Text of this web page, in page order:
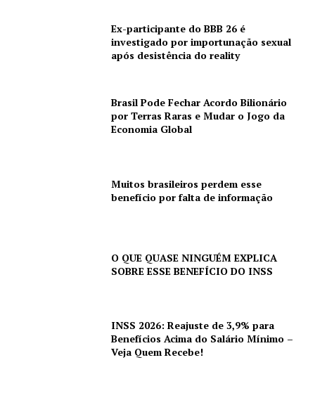
Ex-participante do BBB 26 é
investigado por importunação sexual
após desistência do reality
Brasil Pode Fechar Acordo Bilionário
por Terras Raras e Mudar o Jogo da
Economia Global
Muitos brasileiros perdem esse
benefício por falta de informação
O QUE QUASE NINGUÉM EXPLICA
SOBRE ESSE BENEFÍCIO DO INSS
INSS 2026: Reajuste de 3,9% para
Benefícios Acima do Salário Mínimo –
Veja Quem Recebe!